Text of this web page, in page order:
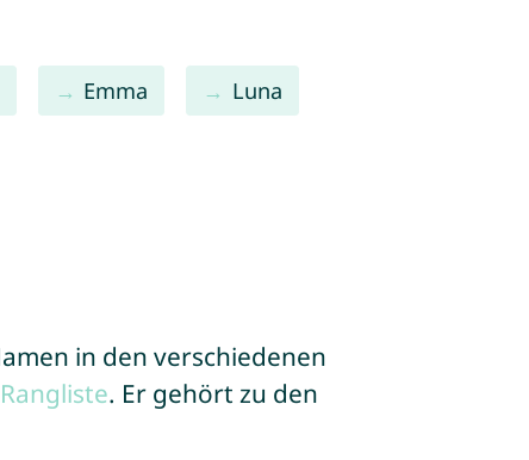
Emma Luna
in den verschiedenen
. Er gehört zu den